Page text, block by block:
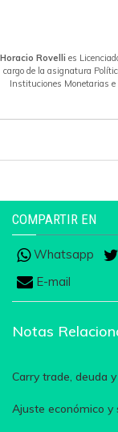
Horacio Rovelli es
cargo de la asignatura
Instituciones Monetarias e
COMPARTIR EN
Whatsapp
E-mail
Notas
Carry trade, deuda
Ajuste económico y